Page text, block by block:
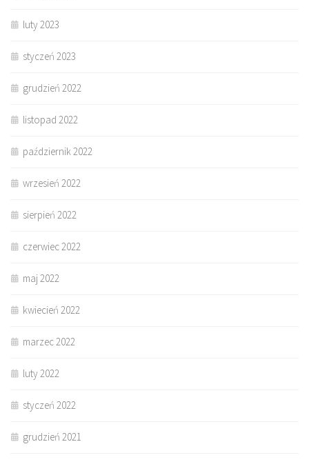
luty 2023
styczeń 2023
grudzień 2022
listopad 2022
październik 2022
wrzesień 2022
sierpień 2022
czerwiec 2022
maj 2022
kwiecień 2022
marzec 2022
luty 2022
styczeń 2022
grudzień 2021